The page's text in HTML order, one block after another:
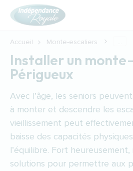
Aller au contenu principal
Accueil Monte-escaliers ...
Installer un
Périgueux
Avec l’âge, les seniors
à monter et descendre les
vieillissement peut
baisse des capacités
l’équilibre. Fort
solutions pour permettre aux